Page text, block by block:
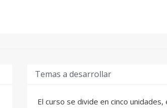
Temas a desarrollar
El curso se divide en cinco